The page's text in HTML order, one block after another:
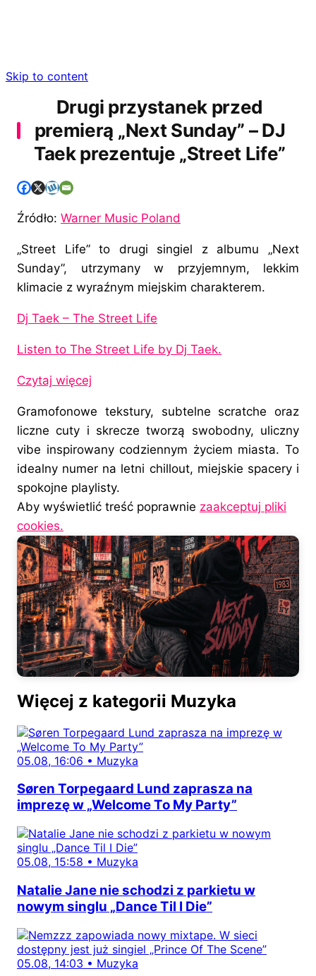
Skip to content
Drugi przystanek przed
premierą „Next Sunday” – DJ
Taek prezentuje „Street Life”
Źródło: Warner Music Poland
„Street Life” to drugi singiel z albumu „Next
Sunday”, utrzymany w przyjemnym, lekkim
klimacie z wyraźnym miejskim charakterem.
Dj Taek – The Street Life
Listen to The Street Life by Dj Taek.
Czytaj więcej
Gramofonowe tekstury, subtelne scratche oraz
liczne cuty i skrecze tworzą swobodny, uliczny
vibe inspirowany codziennym życiem miasta. To
idealny numer na letni chillout, miejskie spacery i
spokojne playlisty.
Aby wyświetlić treść poprawnie zaakceptuj pliki
cookies.
Więcej z kategorii Muzyka
05.08, 16:06 • Muzyka
Søren Torpegaard Lund zaprasza na
imprezę w „Welcome To My Party”
05.08, 15:58 • Muzyka
Natalie Jane nie schodzi z parkietu w
nowym singlu „Dance Til I Die”
05.08, 14:03 • Muzyka